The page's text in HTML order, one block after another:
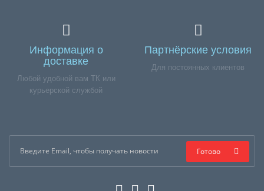
Информация о
доставке
Любой удобной вам ТК или
курьерской службой
Партнёрские условия
Для постоянных клиентов
Готово